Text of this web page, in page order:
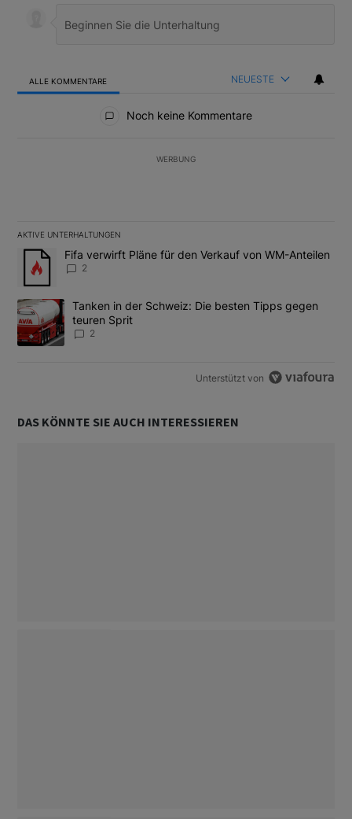
ALLE KOMMENTARE NEUESTE
Noch keine Kommentare
WERBUNG
AKTIVE UNTERHALTUNGEN
Das Folgende ist eine Liste der am meisten kommentierten
Ein Trendartikel mit dem Titel "Fifa verwirft Pläne für den
Fifa verwirft Pläne für den Verkauf von WM-Anteilen
2
Ein Trendartikel mit dem Titel "Tanken in der Schweiz: Die
Tanken in der Schweiz: Die besten Tipps gegen
teuren Sprit
2
Unterstützt von
DAS KÖNNTE SIE AUCH INTERESSIEREN